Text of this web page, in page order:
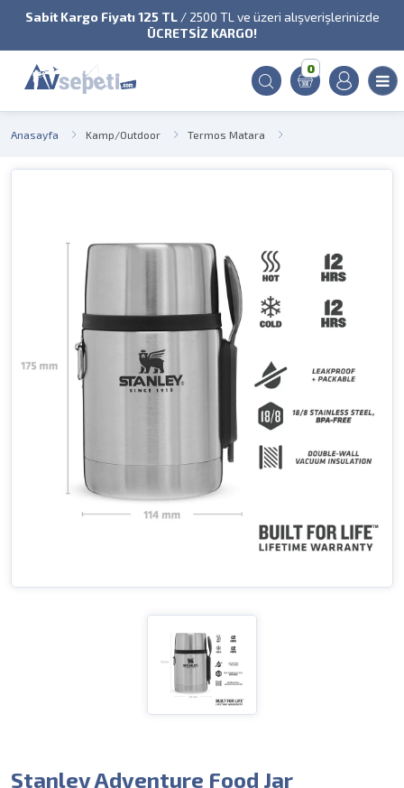
Sabit Kargo Fiyatı 125 TL/ 2500 TL ve üzeri alışverişlerinizde
ÜCRETSİZ KARGO!
0
Anasayfa Kamp/Outdoor Termos Matara
Stanley Adventure Food Jar